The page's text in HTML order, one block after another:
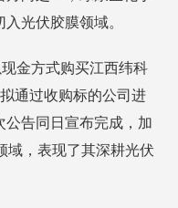
光伏胶膜领域。
金方式购买江西纬科
通过收购标的公司进
公告同日宣布完成，加
域，表现了其深耕光伏